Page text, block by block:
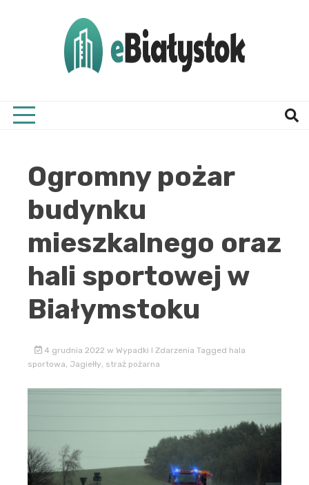
Ogromny pożar
budynku
mieszkalnego oraz
hali sportowej w
Białymstoku
4 grudnia 2022 w Wypadki I Zdarzenia Tagged hala
sportowa, Jagiełły, straż pożarna